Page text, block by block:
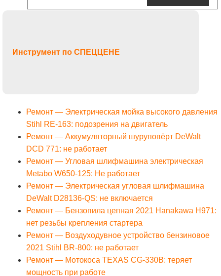
Инструмент по СПЕЦЦЕНЕ
Ремонт — Электрическая мойка высокого давления
Stihl RE-163: подозрения на двигатель
Ремонт — Аккумуляторный шуруповёрт DeWalt
DCD 771: не работает
Ремонт — Угловая шлифмашина электрическая
Metabo W650-125: Не работает
Ремонт — Электрическая угловая шлифмашина
DeWalt D28136-QS: не включается
Ремонт — Бензопила цепная 2021 Hanakawa H971:
нет резьбы крепления стартера
Ремонт — Воздуходувное устройство бензиновое
2021 Stihl BR-800: не работает
Ремонт — Мотокоса TEXAS CG-330B: теряет
мощность при работе